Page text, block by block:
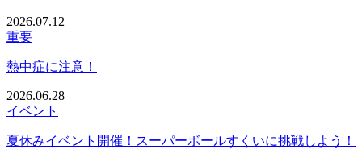
2026.07.12
重要
熱中症に注意！
2026.06.28
イベント
夏休みイベント開催！スーパーボールすくいに挑戦しよう！